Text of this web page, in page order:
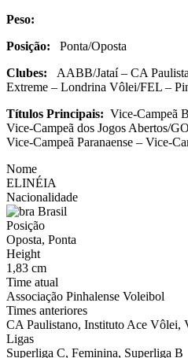
Peso:
Posição: Ponta/Oposta
Clubes: AABB/Jataí – CA
Extreme – Londrina Vôlei/FEL –
Títulos Principais: Vice-Campeã
Vice-Campeã dos Jogos Abertos/
Vice-Campeã Paranaense – Vice-
Nome
ELINÉIA
Nacionalidade
Brasil
Posição
Oposta, Ponta
Height
1,83 cm
Time atual
Associação Pinhalense Voleibol
Times anteriores
CA Paulistano, Instituto Ace Vôlei,
Ligas
Superliga C, Feminina, Superliga B